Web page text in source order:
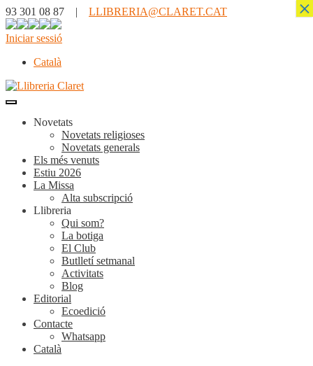
93 301 08 87 | LLIBRERIA@CLARET.CAT
Iniciar sessió
Català
Novetats
Novetats religioses
Novetats generals
Els més venuts
Estiu 2026
La Missa
Alta subscripció
Llibreria
Qui som?
La botiga
El Club
Butlletí setmanal
Activitats
Blog
Editorial
Ecoedició
Contacte
Whatsapp
Català
×